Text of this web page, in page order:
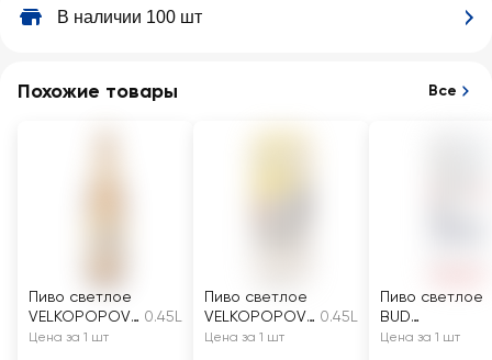
В наличии 100 шт
Похожие товары Все
Пиво светлое
VELKOPOPOVI
CKY KOZEL
0.45L
Цена за 1 шт
Пиво светлое
VELKOPOPOVI
CKY KOZEL
0.45L
Цена за 1 шт
Пиво светлое
BUD
пастеризован
Цена за 1 шт